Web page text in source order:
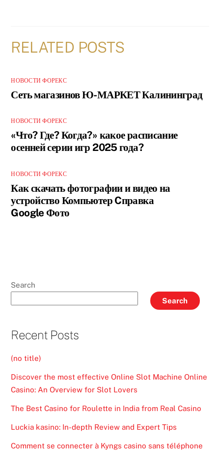
RELATED POSTS
НОВОСТИ ФОРЕКС
Сеть магазинов Ю-МАРКЕТ Калининград
НОВОСТИ ФОРЕКС
«Что? Где? Когда?» какое расписание
осенней серии игр 2025 года?
НОВОСТИ ФОРЕКС
Как скачать фотографии и видео на
устройство Компьютер Cправка
Google Фото
Search
Search
Recent Posts
(no title)
Discover the most effective Online Slot Machine Online
Casino: An Overview for Slot Lovers
The Best Casino for Roulette in India from Real Casino
Luckia kasino: In-depth Review and Expert Tips
Comment se connecter à Kyngs casino sans téléphone